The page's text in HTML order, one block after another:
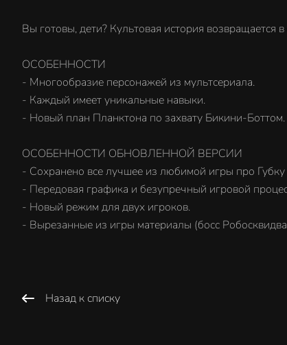
Вы готовы, дети? Культовая история
ОСОБЕННОСТИ
- Многообразие персонажей из мультсериала.
- Каждый имеет уникальные навыки.
- Новый план Планктона по захвату Бикини-Боттом.
ОСОБЕННОСТИ ОБНОВЛЕННОЙ ВЕРСИИ
- Сохранено все лучшее из любимой игры про
- Передовая графика и безупречный игровой
- Новый режим для двух игроков.
- Вырезанные из игры материалы (босс
Назад к списку